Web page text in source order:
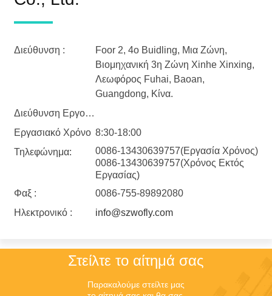
Διεύθυνση :
Foor 2, 4ο Buidling, Μια Ζώνη,
Βιομηχανική 3η Ζώνη Xinhe Xinxing,
Λεωφόρος Fuhai, Baoan,
Guangdong, Κίνα.
Διεύθυνση Εργοστασίου :
Εργασιακό Χρόνο 8:30-18:00
Τηλεφώνημα:
0086-13430639757(Εργασία Χρόνος)
0086-13430639757(Χρόνος Εκτός
Εργασίας)
Φαξ :
0086-755-89892080
Ηλεκτρονικό :
info@szwofly.com
Στείλτε το αίτημά σας
Παρακαλούμε στείλτε μας